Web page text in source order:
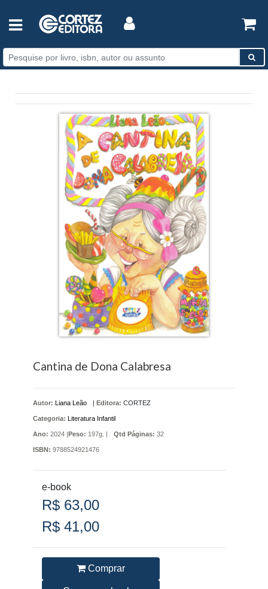
Cantina de Dona Calabresa
Autor: Liana Leão | Editora: CORTEZ
Categoria: Literatura Infantil
Ano: 2024 |Peso: 197g. | Qtd Páginas: 32
ISBN: 9788524921476
e-book
R$ 63,00
R$ 41,00
Comprar